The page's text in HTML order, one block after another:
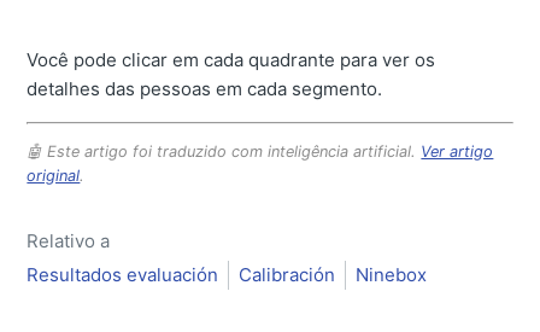
Você pode clicar em cada quadrante para ver os
detalhes das pessoas em cada segmento.
🤖 Este artigo foi traduzido com inteligência artificial. Ver artigo
original.
Relativo a
Resultados evaluación
Calibración Ninebox